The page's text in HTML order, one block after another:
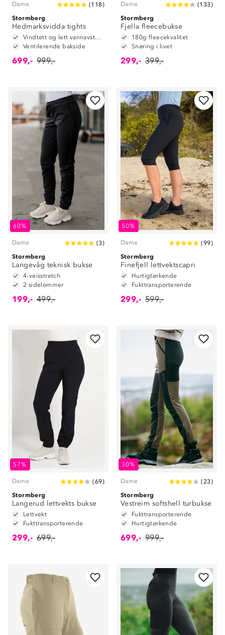
Dame (118)
Stormberg
Hedmarksvidda tights
Vindtett og lett vannavstøtende i front
Ventilerende bakside
699,- 999,-
Dame (133)
Stormberg
Fjella fleecebukse
180g fleecekvalitet
Snøring i livet
299,- 399,-
60%
Dame (3)
Stormberg
Langevåg teknisk bukse
4-veisstretch
2 sidelommer
199,- 499,-
50%
Dame (99)
Stormberg
Finefjell lettvektscapri
Hurtigtørkende
Fukttransporterende
299,- 599,-
57%
Dame (69)
Stormberg
Langerud lettvekts bukse
Lettvekt
Fukttransporterende
299,- 699,-
30%
Dame (23)
Stormberg
Vestreim softshell turbukse
Fukttransporterende
Hurtigtørkende
699,- 999,-